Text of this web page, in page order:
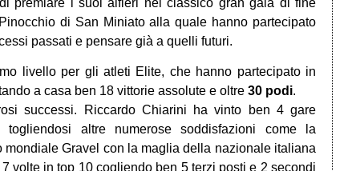
di San Miniato alla quale hanno partecipato
passati e pensare già a quelli futuri.
livello per gli atleti Elite, che hanno partecipato in
a casa ben 18 vittorie assolute e oltre 30 podi.
successi. Riccardo Chiarini ha vinto ben 4 gare
altre numerose soddisfazioni come la
Gravel con la maglia della nazionale italiana
volte in top 10 cogliendo ben 5 terzi posti e 2 secondi